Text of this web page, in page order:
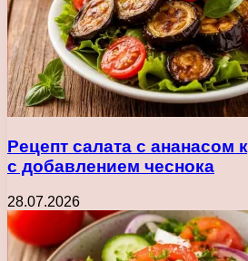
Рецепт салата с ананасом
с добавлением чеснока
28.07.2026